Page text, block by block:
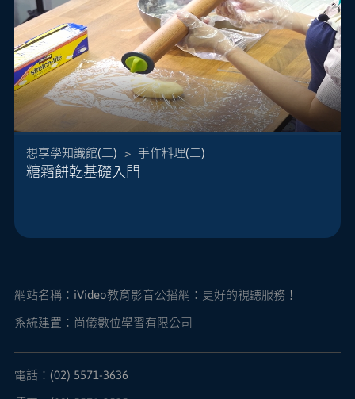
許多朋友說跟著網路書本學，卻做不出心中想要的
想享學知識館(二) > 手作料理(二)
糖霜餅乾基礎入門
網站名稱： iVideo教育影音公播網：更好的視聽服務！
系統建置：尚儀數位學習有限公司
電話：(02) 5571-3636